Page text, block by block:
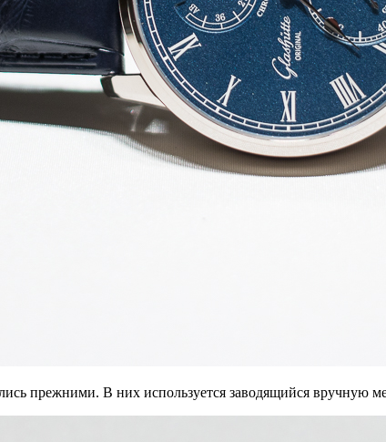
прежними. В них используется заводящийся вручную